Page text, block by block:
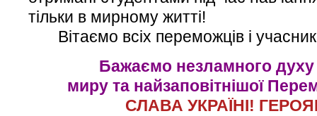
тільки в мирному житті!
Вітаємо всіх переможців і
Бажаємо незламного духу
миру та найзаповітнішої
СЛАВА УКРАЇНІ!